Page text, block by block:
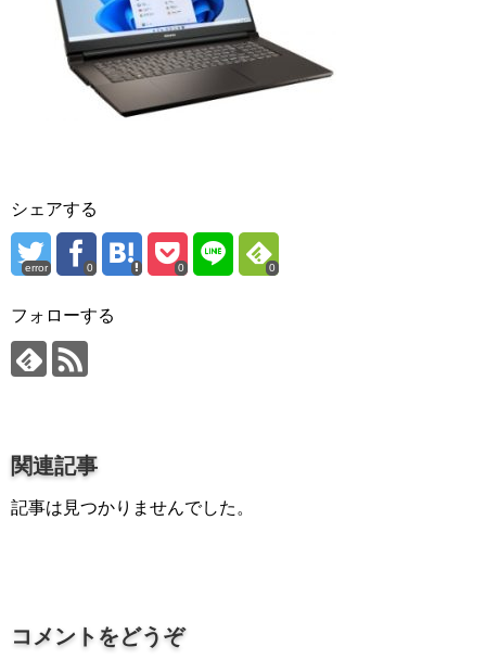
シェアする
error 0 0 0
フォローする
関連記事
記事は見つかりませんでした。
コメントをどうぞ
名作を分析する
打ち込みテクニックを極める
音楽で活躍したい
succeed
プロ直伝！作曲家になる方法
音楽家を目指す人の為のコラム
音楽聴き放題サービス
ギターのサブスクを比較